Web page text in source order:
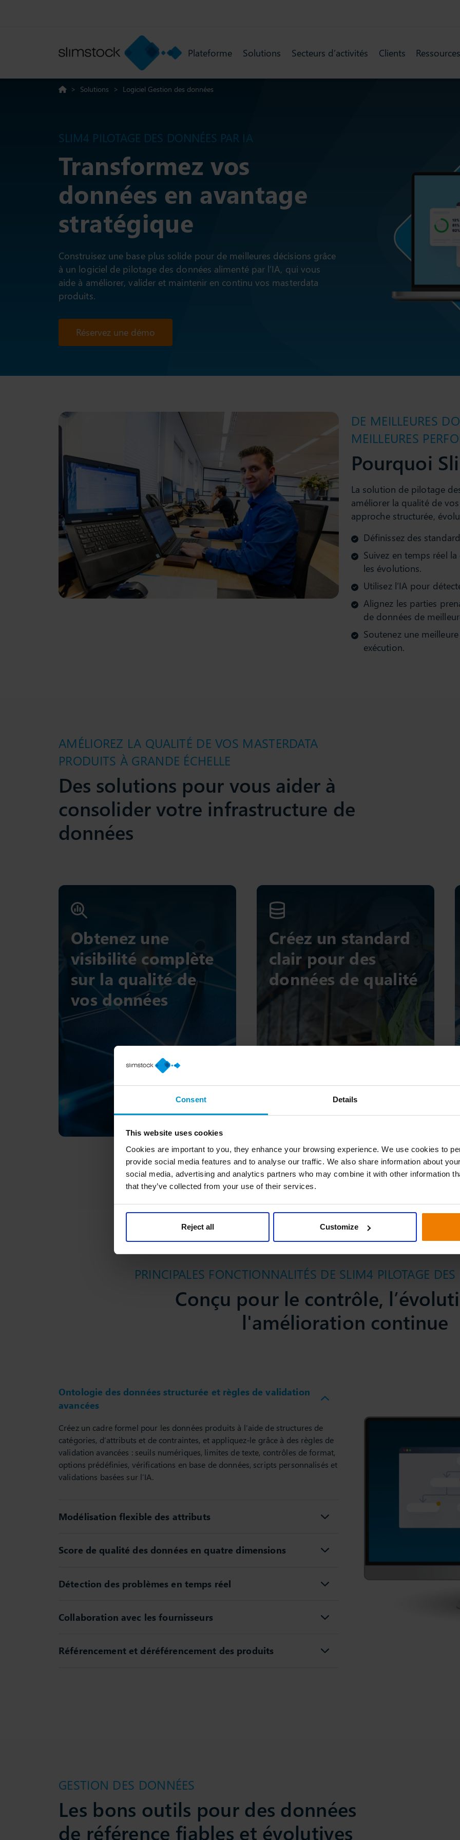
Consent Details
This website uses cookies
Cookies are important to you, they enhance your browsing experience. We use cookies to
provide social media features and to analyse our traffic. We also share information about
social media, advertising and analytics partners who may combine it with other information
that they’ve collected from your use of their services.
Reject all Customize
Plateforme Solutions Secteurs d’activités Clients Ressources
> Solutions > Logiciel Gestion des données
SLIM4 PILOTAGE DES DONNÉES PAR IA
Transformez vos
données en avantage
stratégique
Construisez une base plus solide pour de meilleures décisions grâce
à un logiciel de pilotage des données alimenté par l’IA, qui vous
aide à améliorer, valider et maintenir en continu vos masterdata
produits.
Réservez une démo
DE MEILLEURES
MEILLEURES
Pourquoi
La solution de pilotage
améliorer la qualité de
approche structurée,
Définissez des
Suivez en temps réel
les évolutions.
Utilisez l’IA pour
Alignez les parties
de données de
Soutenez une
exécution.
AMÉLIOREZ LA QUALITÉ DE VOS MASTERDATA
PRODUITS À GRANDE ÉCHELLE
Des solutions pour vous aider à
consolider votre infrastructure de
données
Obtenez une
visibilité complète
sur la qualité de
vos données
Créez un standard
clair pour des
données de qualité
PRINCIPALES FONCTIONNALITÉS DE SLIM4 PILOTAGE
Conçu pour le contrôle,
l'amélioration continue
Ontologie des données structurée et règles de validation
avancées
Créez un cadre formel pour les données produits à l’aide de structures de
catégories, d’attributs et de contraintes, et appliquez-le grâce à des règles de
validation avancées : seuils numériques, limites de texte, contrôles de format,
options prédéfinies, vérifications en base de données, scripts personnalisés et
validations basées sur l’IA.
Modélisation flexible des attributs
Score de qualité des données en quatre dimensions
Détection des problèmes en temps réel
Collaboration avec les fournisseurs
Référencement et déréférencement des produits
GESTION DES DONNÉES
Les bons outils pour des données
de référence fiables et évolutives